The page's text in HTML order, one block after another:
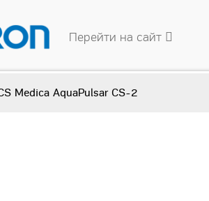
Перейти на сайт
Medica AquaPulsar CS-2